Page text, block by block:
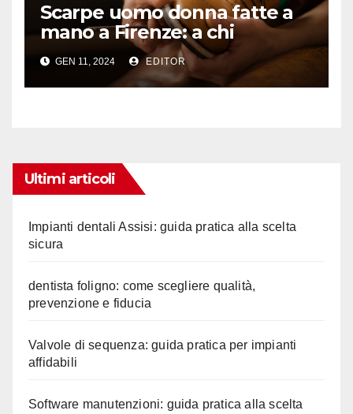
Scarpe uomo donna fatte a
mano a Firenze: a chi
rivolgerti?
GEN 11, 2024 EDITOR
Ultimi articoli
Impianti dentali Assisi: guida pratica alla scelta
sicura
dentista foligno: come scegliere qualità,
prevenzione e fiducia
Valvole di sequenza: guida pratica per impianti
affidabili
Software manutenzioni: guida pratica alla scelta